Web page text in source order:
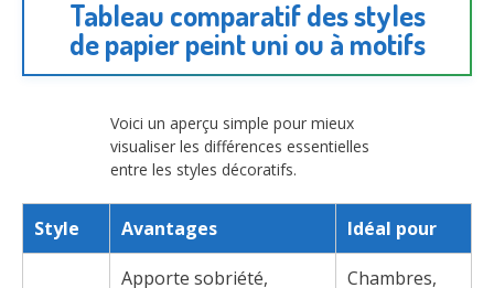
Tableau comparatif des styles
de papier peint uni ou à motifs
Voici un aperçu simple pour mieux
visualiser les différences essentielles
entre les styles décoratifs.
Style Avantages Idéal pour
Apporte sobriété,
Chambres,